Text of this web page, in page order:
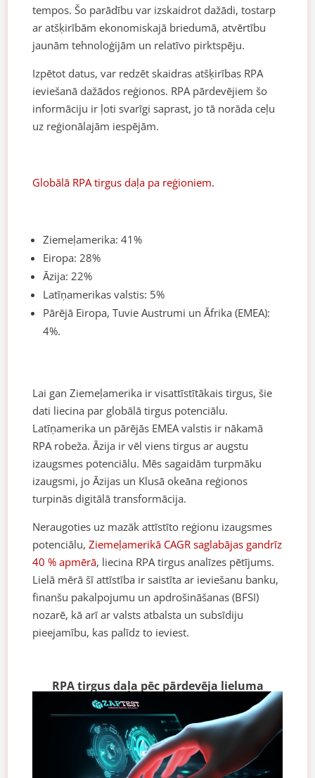
tempos. Šo parādību var izskaidrot dažādi, tostarp
ar atšķirībām ekonomiskajā briedumā, atvērtību
jaunām tehnoloģijām un relatīvo pirktspēju.
Izpētot datus, var redzēt skaidras atšķirības RPA
ieviešanā dažādos reģionos. RPA pārdevējiem šo
informāciju ir ļoti svarīgi saprast, jo tā norāda ceļu
uz reģionālajām iespējām.
Globālā RPA tirgus daļa pa reģioniem.
Ziemeļamerika: 41%
Eiropa: 28%
Āzija: 22%
Latīņamerikas valstis: 5%
Pārējā Eiropa, Tuvie Austrumi un Āfrika (EMEA):
4%.
Lai gan Ziemeļamerika ir visattīstītākais tirgus, šie
dati liecina par globālā tirgus potenciālu.
Latīņamerika un pārējās EMEA valstis ir nākamā
RPA robeža. Āzija ir vēl viens tirgus ar augstu
izaugsmes potenciālu. Mēs sagaidām turpmāku
izaugsmi, jo Āzijas un Klusā okeāna reģionos
turpinās digitālā transformācija.
Neraugoties uz mazāk attīstīto reģionu izaugsmes
potenciālu, Ziemeļamerikā CAGR saglabājas gandrīz
40 % apmērā, liecina RPA tirgus analīzes pētījums.
Lielā mērā šī attīstība ir saistīta ar ieviešanu banku,
finanšu pakalpojumu un apdrošināšanas (BFSI)
nozarē, kā arī ar valsts atbalsta un subsīdiju
pieejamību, kas palīdz to ieviest.
RPA tirgus daļa pēc pārdevēja lieluma